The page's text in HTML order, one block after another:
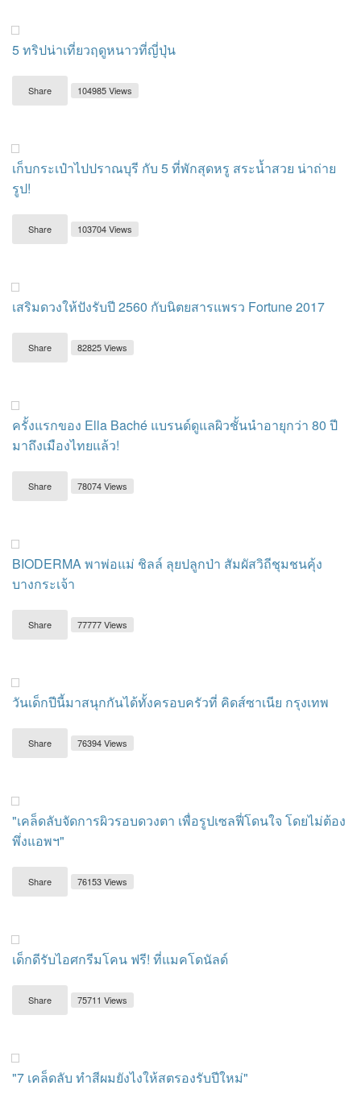
5 ทริปน่าเที่ยวฤดูหนาวที่ญี่ปุ่น
Share 104985 Views
เก็บกระเป๋าไปปราณบุรี กับ 5 ที่พักสุดหรู สระน้ำสวย น่าถ่าย
รูป!
Share 103704 Views
เสริมดวงให้ปังรับปี 2560 กับนิตยสารแพรว Fortune 2017
Share 82825 Views
ครั้งแรกของ Ella Baché แบรนด์ดูแลผิวชั้นนำอายุกว่า 80 ปี
มาถึงเมืองไทยแล้ว!
Share 78074 Views
BIODERMA พาพ่อแม่ ชิลล์ ลุยปลูกป่า สัมผัสวิถีชุมชนคุ้ง
บางกระเจ้า
Share 77777 Views
วันเด็กปีนี้มาสนุกกันได้ทั้งครอบครัวที่ คิดส์ซาเนีย กรุงเทพ
Share 76394 Views
"เคล็ดลับจัดการผิวรอบดวงตา เพื่อรูปเซลฟี่โดนใจ โดยไม่ต้อง
พึ่งแอพฯ"
Share 76153 Views
เด็กดีรับไอศกรีมโคน ฟรี! ที่แมคโดนัลด์
Share 75711 Views
"7 เคล็ดลับ ทำสีผมยังไงให้สตรองรับปีใหม่"